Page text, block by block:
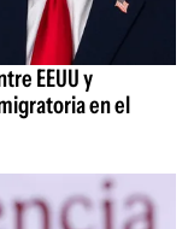
EEUU y
en el